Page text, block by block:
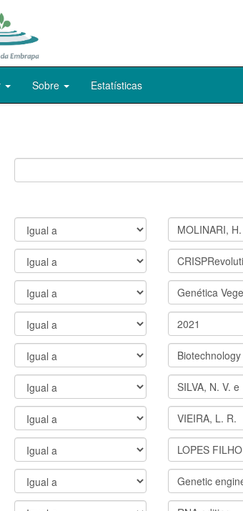
Sobre Estatísticas